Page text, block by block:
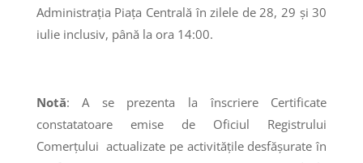
Administrația Piața Centrală în zilele de 28, 29 și 30
iulie inclusiv, până la ora 14:00.
Notă: A se prezenta la înscriere Certificate
constatatoare emise de Oficiul Registrului
Comerțului actualizate pe activitățile desfășurate în